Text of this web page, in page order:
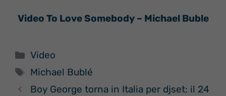
Video To Love Somebody – Michael Buble
Categorie
Video
Tag
Michael Bublé
Boy George torna in Italia per djset: il 24